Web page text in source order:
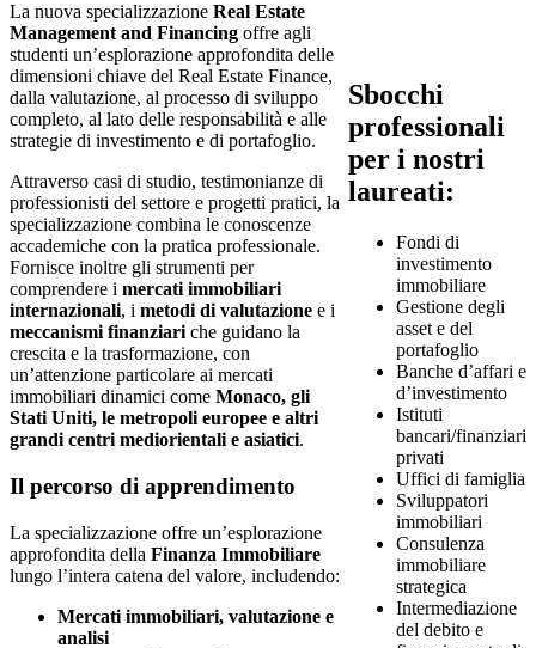
La nuova specializzazione Real Estate
Management and Financing offre agli
studenti un’esplorazione approfondita delle
dimensioni chiave del Real Estate Finance,
dalla valutazione, al processo di sviluppo
completo, al lato delle responsabilità e alle
strategie di investimento e di portafoglio.
Attraverso casi di studio, testimonianze di
professionisti del settore e progetti pratici, la
specializzazione combina le conoscenze
accademiche con la pratica professionale.
Fornisce inoltre gli strumenti per
comprendere i mercati immobiliari
internazionali, i metodi di valutazione e i
meccanismi finanziariche guidano la
crescita e la trasformazione, con
un’attenzione particolare ai mercati
immobiliari dinamici come Monaco, gli
Stati Uniti, le metropoli europee e altri
grandi centri mediorientali e asiatici.
Il percorso di apprendimento
La specializzazione offre un’esplorazione
approfondita della Finanza Immobiliare
lungo l’intera catena del valore, includendo:
Mercati immobiliari, valutazione e
analisi
Sbocchi
professionali
per i nostri
laureati:
Fondi di
investimento
immobiliare
Gestione degli
asset e del
portafoglio
Banche d’affari e
d’investimento
Istituti
bancari/finanziari
privati
Uffici di famiglia
Sviluppatori
immobiliari
Consulenza
immobiliare
strategica
Intermediazione
del debito e